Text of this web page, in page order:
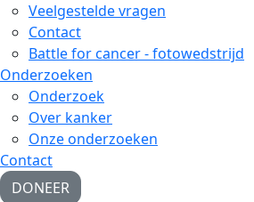
Veelgestelde vragen
Contact
Battle for cancer - fotowedstrijd
Onderzoeken
Onderzoek
Over kanker
Onze onderzoeken
Contact
DONEER